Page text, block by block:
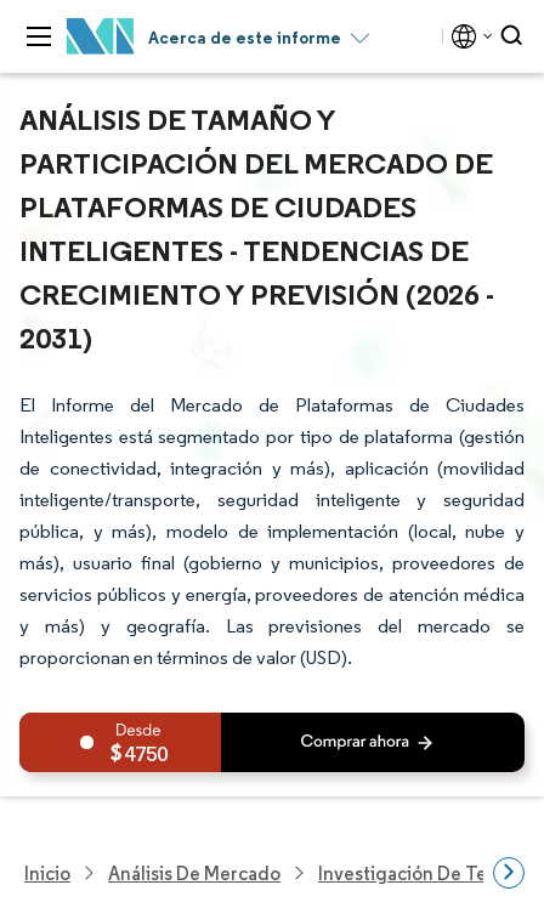
Acerca de este informe
ANÁLISIS DE TAMAÑO Y
PARTICIPACIÓN DEL MERCADO DE
PLATAFORMAS DE CIUDADES
INTELIGENTES - TENDENCIAS DE
CRECIMIENTO Y PREVISIÓN (2026 -
2031)
El Informe del Mercado de Plataformas de Ciudades
Inteligentes está segmentado por tipo de plataforma (gestión
de conectividad, integración y más), aplicación (movilidad
inteligente/transporte, seguridad inteligente y seguridad
pública, y más), modelo de implementación (local, nube y
más), usuario final (gobierno y municipios, proveedores de
servicios públicos y energía, proveedores de atención médica
y más) y geografía. Las previsiones del mercado se
proporcionan en términos de valor (USD).
4750
Inicio Análisis De Mercado Investigación De